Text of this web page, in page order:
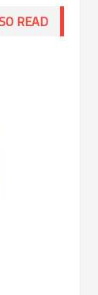
READ :